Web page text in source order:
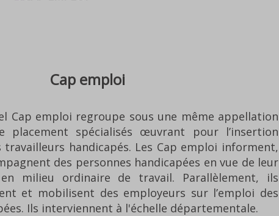
Cap emploi
Cap emploi regroupe sous une même appellation
placement spécialisés œuvrant pour l’insertion
travailleurs handicapés. Les Cap emploi informent,
des personnes handicapées en vue de leur
milieu ordinaire de travail. Parallèlement, ils
et mobilisent des employeurs sur l’emploi des
Ils interviennent à l'échelle départementale.